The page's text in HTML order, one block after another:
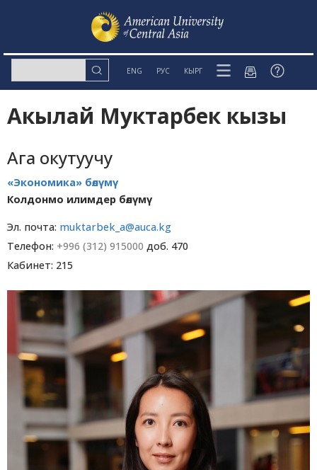
ENG РУС КЫРГ
Акылай Муктарбек кызы
Ага окутуучу
«Экономика» бөлүмү
Колдонмо илимдер бөлүмү
Эл. почта: muktarbek_a@auca.kg
Телефон: +996 (312) 915000 доб. 470
Кабинет: 215